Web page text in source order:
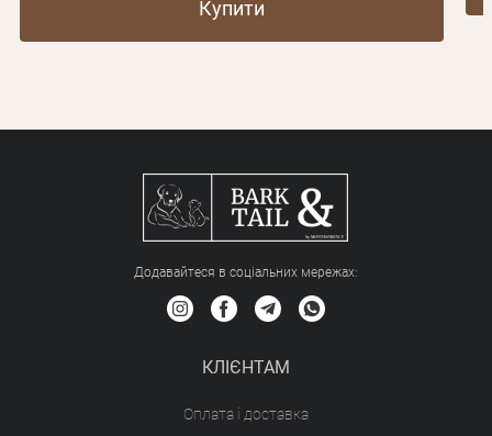
Купити
Додавайтеся в соціальних мережах:
КЛІЄНТАМ
Оплата і доставка